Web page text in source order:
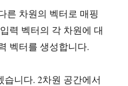
른 차원의 벡터로 매핑
력 벡터의 각 차원에 대
벡터를 생성합니다.
니다. 2차원 공간에서